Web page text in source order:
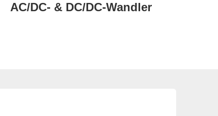
Partner für Lösungen mit